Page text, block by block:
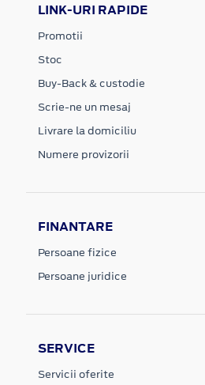
LINK-URI RAPIDE
Promotii
Stoc
Buy-Back & custodie
Scrie-ne un mesaj
Livrare la domiciliu
Numere provizorii
FINANTARE
Persoane fizice
Persoane juridice
SERVICE
Servicii oferite